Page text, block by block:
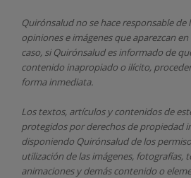
Quirónsaludno se hace responsable de
opiniones e imágenes que aparezcan
caso, si Quirónsaludes informado de
contenido inapropiado o ilícito,
forma inmediata.
Los textos, artículos y contenidos de
protegidos por derechos de propiedad
disponiendo Quirónsaludde los
utilización de las imágenes, fotografías,
animaciones y demás contenido o